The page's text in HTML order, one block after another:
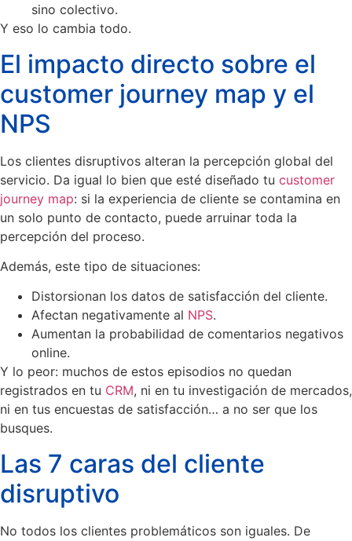
sino colectivo.
Y eso lo cambia todo.
El impacto directo sobre el
customer journey map y el
NPS
Los clientes disruptivos alteran la percepción global del
servicio. Da igual lo bien que esté diseñado tu customer
journey map: si la experiencia de cliente se contamina en
un solo punto de contacto, puede arruinar toda la
percepción del proceso.
Además, este tipo de situaciones:
Distorsionan los datos de satisfacción del cliente.
Afectan negativamente al NPS.
Aumentan la probabilidad de comentarios negativos
online.
Y lo peor: muchos de estos episodios no quedan
registrados en tu CRM, ni en tu investigación de mercados,
ni en tus encuestas de satisfacción… a no ser que los
busques.
Las 7 caras del cliente
disruptivo
No todos los clientes problemáticos son iguales. De